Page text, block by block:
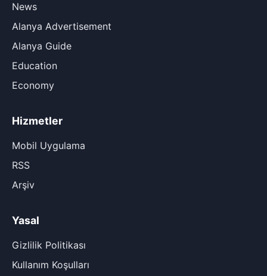
News
Alanya Advertisement
Alanya Guide
Education
Economy
Hizmetler
Mobil Uygulama
RSS
Arşiv
Yasal
Gizlilik Politikası
Kullanım Koşulları